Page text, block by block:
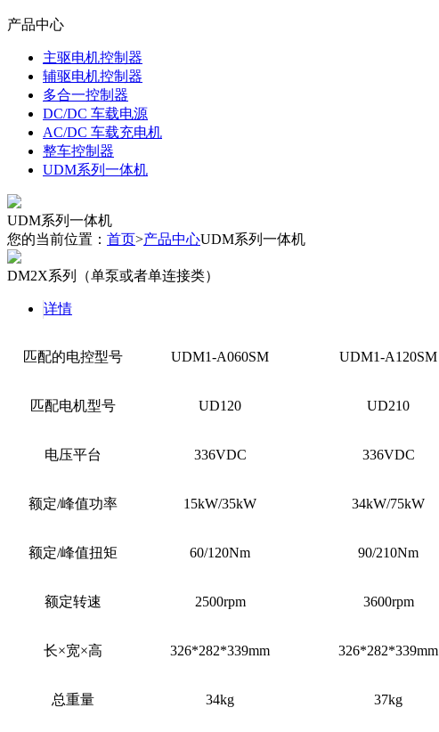
产品中心
主驱电机控制器
辅驱电机控制器
多合一控制器
DC/DC 车载电源
AC/DC 车载充电机
整车控制器
UDM系列一体机
UDM系列一体机
您的当前位置： 首页>产品中心UDM系列一体机
DM2X系列（单泵或者单连接类）
详情
匹配的电控型号 UDM1-A060SM UDM1-A120SM
匹配电机型号 UD120 UD210
电压平台 336VDC 336VDC
额定/峰值功率 15kW/35kW 34kW/75kW
额定/峰值扭矩 60/120Nm 90/210Nm
额定转速 2500rpm 3600rpm
长×宽×高 326*282*339mm 326*282*339mm
总重量 34kg 37kg